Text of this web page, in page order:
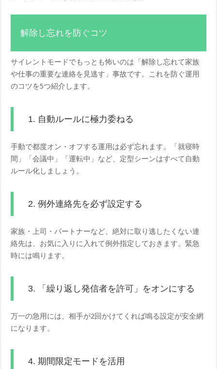
解除し忘れを防ぐコツ
サイレントモードでもっとも怖いのは「解除し忘れて家族
や仕事の重要な連絡を見逃す」事故です。これを防ぐ運用
のコツを5つ紹介します。
1. 自動ルールに極力委ねる
手動で都度オン・オフする運用は必ず忘れます。「就寝時
間」「会議中」「運転中」など、定型シーンはすべて自動
ルール化しましょう。
2. 例外連絡先を必ず設定する
家族・上司・パートナーなど、絶対に取り逃したくない連
絡先は、お気に入りに入れて例外指定しておきます。緊急
時には鳴ります。
3. 「繰り返し発信者を許可」をオンにする
万一の急用には、相手が2回かけてくれば鳴る設定が安全網
になります。
4. 期間限定モードを活用